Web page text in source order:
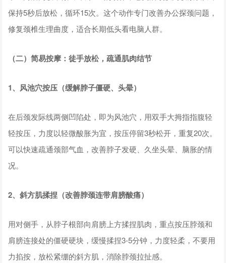
保持5秒后放松，循环15次。这个动作专门改善办公探颈问题，
修复颈椎生理曲度，适合长期低头看电脑人群。
（二）简易按摩：徒手放松，疏通肌肉结节
1、风池穴按压（缓解脖子僵硬、头晕）
在后颈发际线两侧凹陷处，即为风池穴，用双手大拇指指腹轻
轻按压，力度以轻微酸胀为宜，按压停留3秒松开，重复20次。
可以快速疏通颈部气血，改善脖子发硬、久坐头晕、脑胀的情
况。
2、斜方肌揉捏（改善脖颈连带肩膀酸痛）
用对侧手，从脖子根部向肩膀上方揉捏肌肉，重点按压脖颈和
肩膀连接处的僵硬硬块，缓慢揉捏3-5分钟，力度轻柔，不要用
力掐按，放松紧绷的斜方肌，消除脖颈拉扯感。